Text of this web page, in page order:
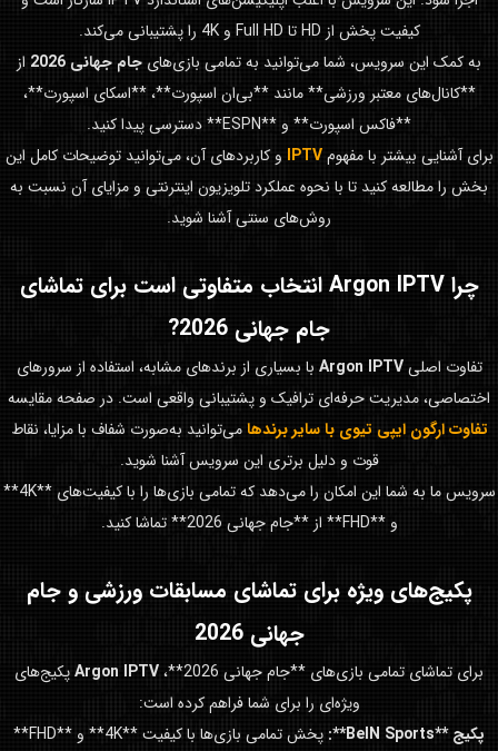
کیفیت پخش از HD تا Full HD و 4K را پشتیبانی می‌کند.
به کمک این سرویس، شما می‌توانید به تمامی بازی‌های جام جهانی 2026
از
**کانال‌های معتبر ورزشی** مانند **بی‌ان اسپورت**، **اسکای اسپورت**،
**فاکس اسپورت** و **ESPN** دسترسی پیدا کنید.
برای آشنایی بیشتر با مفهومIPTV و کاربردهای آن، می‌توانید توضیحات کامل این
بخش را مطالعه کنید تا با نحوه عملکرد تلویزیون اینترنتی و مزایای آن نسبت به
روش‌های سنتی آشنا شوید.
چراArgon IPTV انتخاب متفاوتی است برای تماشای
جام جهانی 2026
?
تفاوت اصلیArgon IPTV با بسیاری از برندهای مشابه، استفاده از سرورهای
اختصاصی، مدیریت حرفه‌ای ترافیک و پشتیبانی واقعی است. در صفحه مقایسه
تفاوت ارگون ایپی تیوی با سایر برندها می‌توانید به‌صورت شفاف با مزایا، نقاط
قوت و دلیل برتری این سرویس آشنا شوید.
سرویس ما به شما این امکان را می‌دهد که تمامی بازی‌ها را با کیفیت‌های **4K**
و **FHD** از **جام جهانی 2026** تماشا کنید.
پکیج‌های ویژه برای تماشای مسابقات ورزشی وجام
جهانی 2026
برای تماشای تمامی بازی‌های **جام جهانی 2026**، Argon IPTVپکیج‌های
ویژه‌ای را برای شما فراهم کرده است:
پکیج **BeIN Sports**:
پخش تمامی بازی‌ها با کیفیت **4K** و **FHD**